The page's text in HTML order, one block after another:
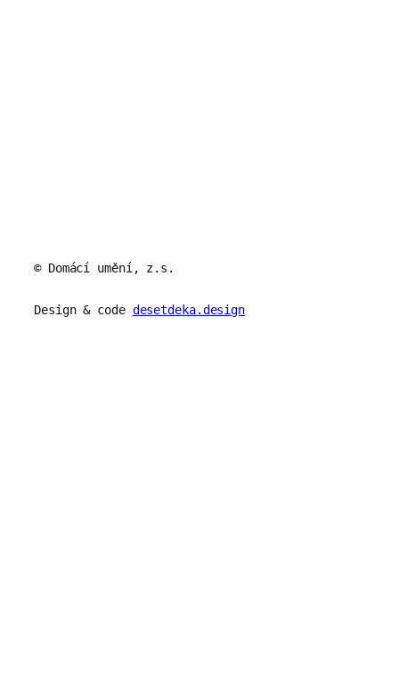
© Domácí umění, z.s.
Design & code desetdeka.design